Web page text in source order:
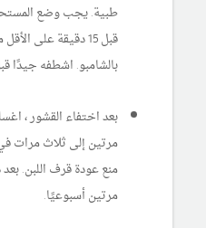
طبية. يجب وضع
قبل 15 دقيقة على
بالشامبو. اشطفه جيدًا
بعد اختفاء القشور ،
مرتين إلى ثلاث مرات
منع عودة قرف اللبن. بعد
مرتين أسبوعيًا.